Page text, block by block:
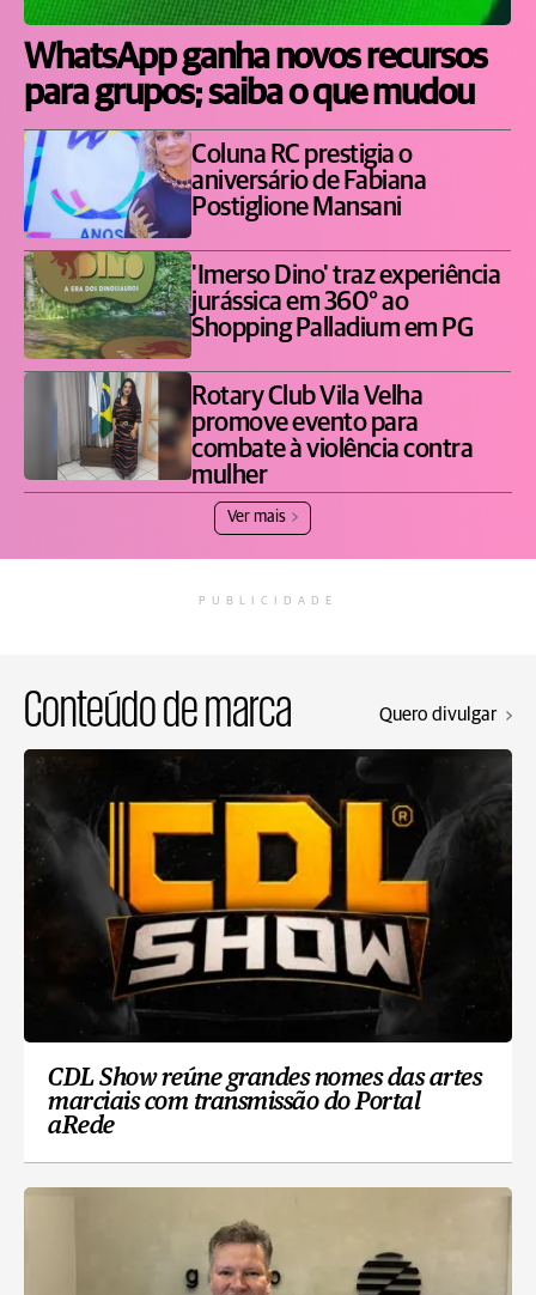
WhatsApp ganha novos recursos
para grupos; saiba o que mudou
Coluna RC prestigia o
aniversário de Fabiana
Postiglione Mansani
'Imerso Dino' traz experiência
jurássica em 360° ao
Shopping Palladium em PG
Rotary Club Vila Velha
promove evento para
combate à violência contra
mulher
Ver mais
PUBLICIDADE
Conteúdo de marca Quero divulgar
CDL Show reúne grandes nomes das artes
marciais com transmissão do Portal
aRede